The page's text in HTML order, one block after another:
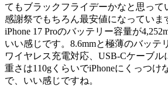
てもブラックフライデーかなと思って
感謝祭でもちろん最安値になっていま
iPhone 17 Proのバッテリー容量が
いい感じです。8.6mmと極薄のバッテ
ワイヤレス充電対応、USB-Cケーブル
重さは110gくらいでiPhoneにくっつけ
で、いい感じですね。